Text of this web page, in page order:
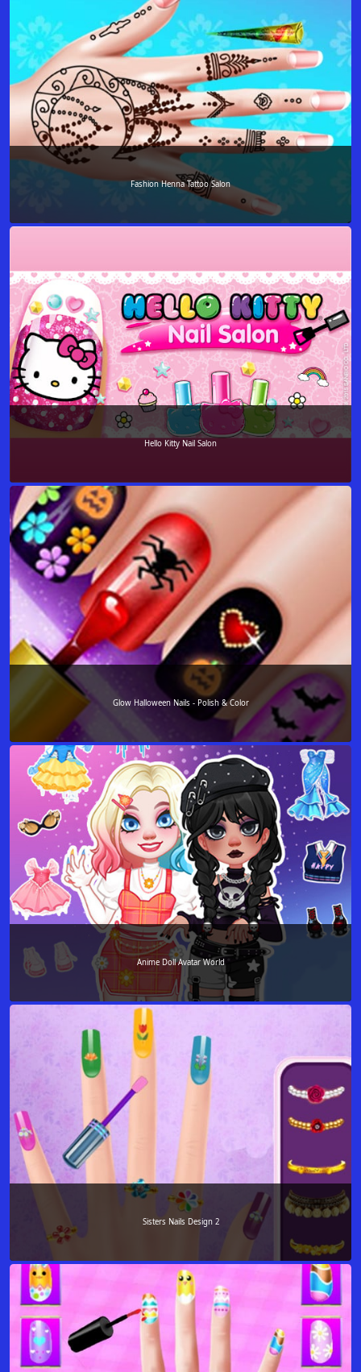
Fashion Henna Tattoo Salon
Hello Kitty Nail Salon
Glow Halloween Nails - Polish & Color
Anime Doll Avatar World
Sisters Nails Design 2